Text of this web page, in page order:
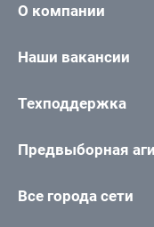
О компании
Наши вакансии
Техподдержка
Предвыборная
Все города сети